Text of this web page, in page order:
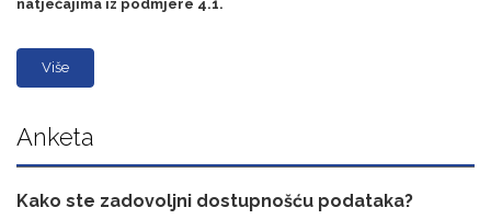
natječajima iz podmjere 4.1.
Više
Anketa
Kako ste zadovoljni dostupnošću podataka?